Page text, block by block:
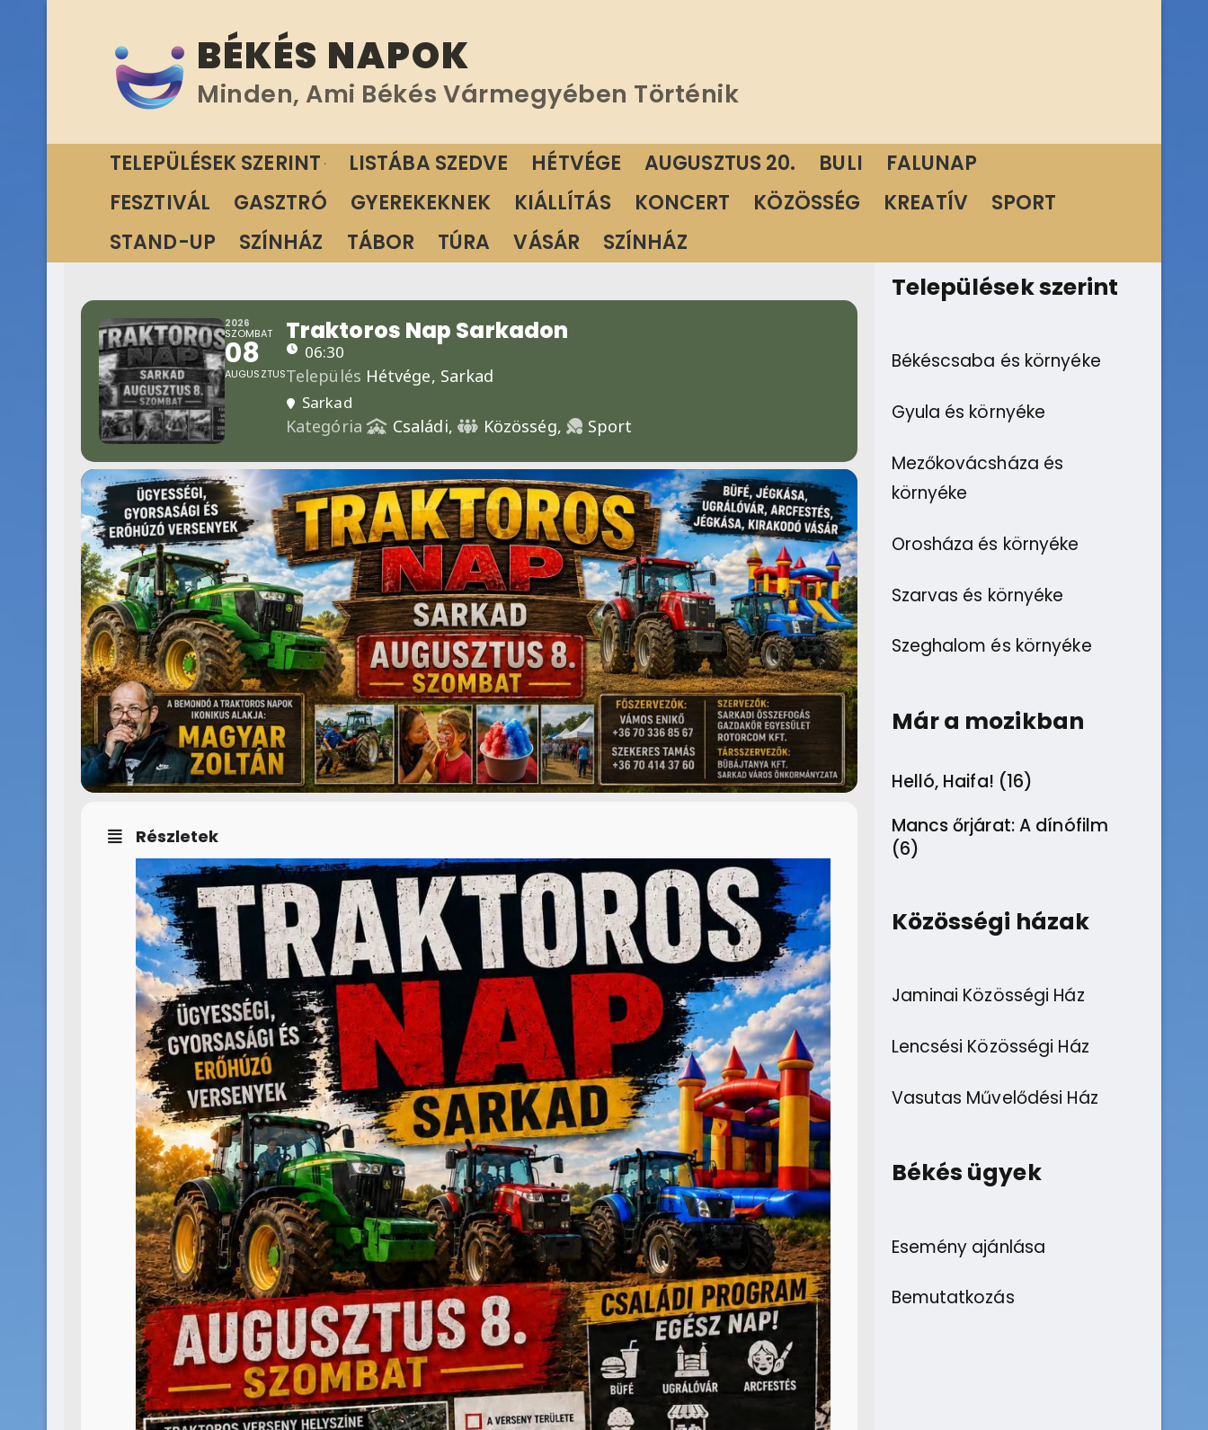
tartalomra
BÉKÉS NAPOK
Minden, Ami Békés Vármegyében Történik
TELEPÜLÉSEK SZERINT LISTÁBA SZEDVE HÉTVÉGE AUGUSZTUS 20. BULI
FALUNAP
FESZTIVÁL
GASZTRÓ GYEREKEKNEK KIÁLLÍTÁS KONCERT KÖZÖSSÉG KREATÍV
SPORT
STAND-UP
SZÍNHÁZ TÁBOR TÚRA VÁSÁR SZÍNHÁZ
2026
SZOMBAT
08
AUGUSZTUS
Traktoros Nap Sarkadon
06:30
Település Hétvége, Sarkad
Sarkad
Kategória Családi, Közösség, Sport
Részletek
Települések szerint
Békéscsaba és környéke
Gyula és környéke
Mezőkovácsháza és
környéke
Orosháza és környéke
Szarvas és környéke
Szeghalom és környéke
Már a mozikban
Helló, Haifa! (16)
Mancs őrjárat: A dínófilm
(6)
Közösségi házak
Jaminai Közösségi Ház
Lencsési Közösségi Ház
Vasutas Művelődési Ház
Békés ügyek
Esemény ajánlása
Bemutatkozás